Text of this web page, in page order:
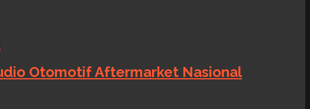
Otomotif Aftermarket Nasional